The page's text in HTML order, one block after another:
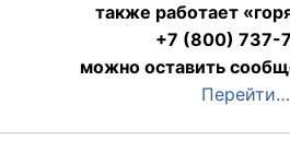
также работает
+7 (800) 737-
можно оставить
Перейти…